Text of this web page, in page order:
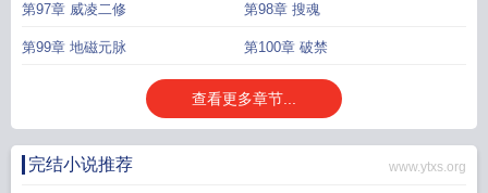
第97章 威凌二修 第98章 搜魂
第99章 地磁元脉 第100章 破禁
查看更多章节...
完结小说推荐 www.ytxs.org